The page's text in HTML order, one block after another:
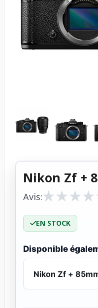
Nikon Zf +
Avis:★
★★
★★
★★
★
EN STOCK
Disponible
Nikon Zf +